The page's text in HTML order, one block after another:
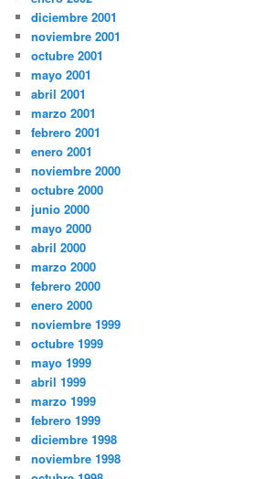
diciembre 2001
noviembre 2001
octubre 2001
mayo 2001
abril 2001
marzo 2001
febrero 2001
enero 2001
noviembre 2000
octubre 2000
junio 2000
mayo 2000
abril 2000
marzo 2000
febrero 2000
enero 2000
noviembre 1999
octubre 1999
mayo 1999
abril 1999
marzo 1999
febrero 1999
diciembre 1998
noviembre 1998